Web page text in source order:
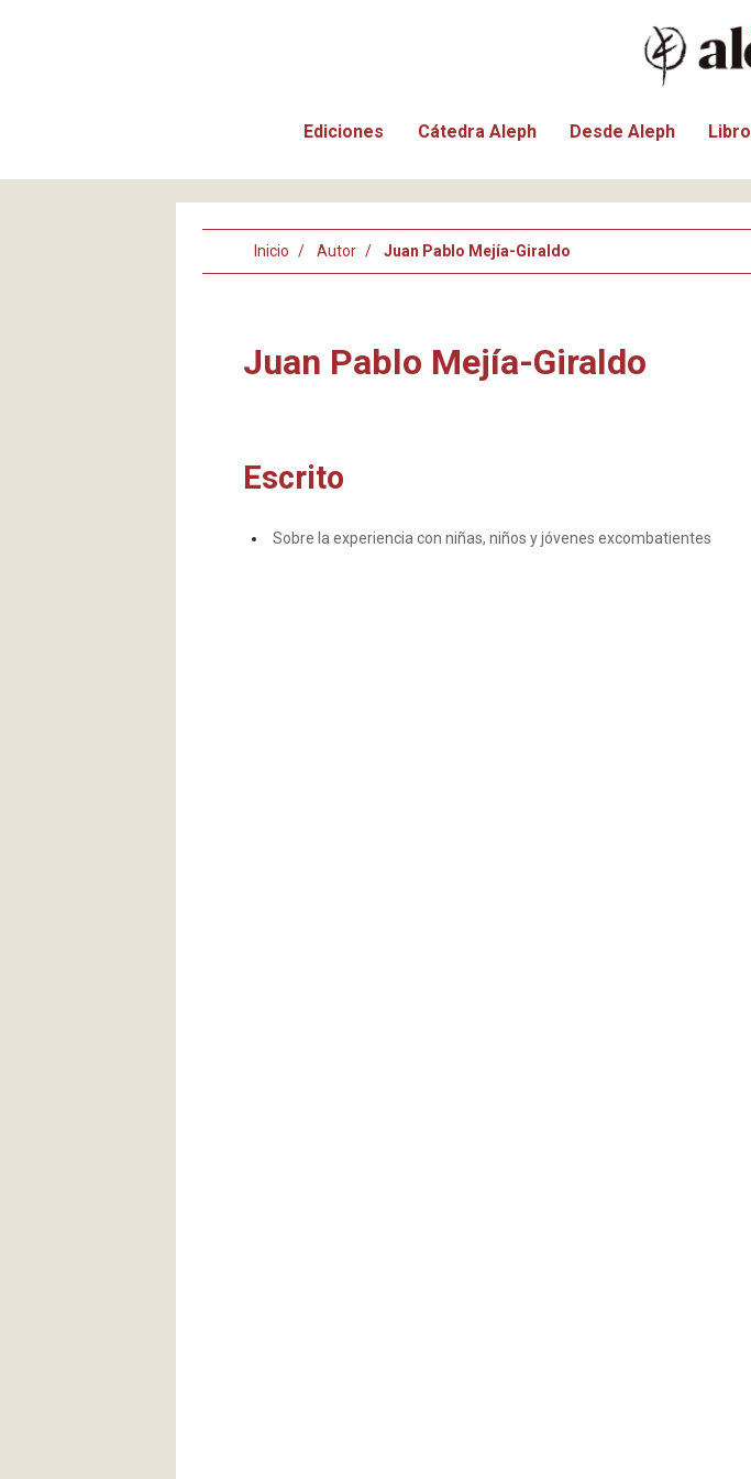
Ediciones Cátedra Aleph Desde Aleph
Inicio Autor Juan Pablo Mejía-Giraldo
Juan Pablo Mejía-Giraldo
Escrito
Sobre la experiencia con niñas, niños y jóvenes excombatientes